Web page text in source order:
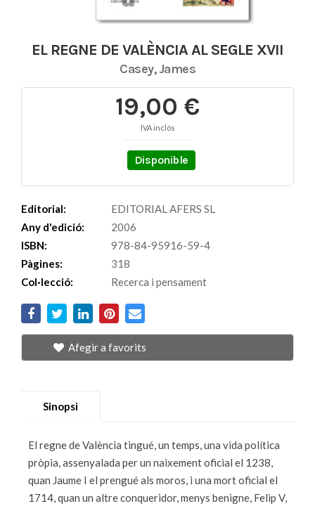
EL REGNE DE VALÈNCIA AL SEGLE XVII
Casey, James
19,00 €
IVA inclós
Disponible
Editorial:
EDITORIAL AFERS SL
Any d'edició:
2006
ISBN:
978-84-95916-59-4
Pàgines:
318
Col·lecció:
Recerca i pensament
Afegir a favorits
Sinopsi
El regne de València tingué, un temps, una vida política
pròpia, assenyalada per un naixement oficial el 1238,
quan Jaume I el prengué als moros, i una mort oficial el
1714, quan un altre conqueridor, menys benigne, Felip V,